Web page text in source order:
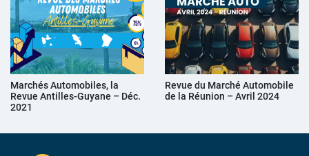
Marchés Automobiles, la
Revue Antilles-Guyane – Déc.
2021
Revue du Marché Automobile
de la Réunion – Avril 2024